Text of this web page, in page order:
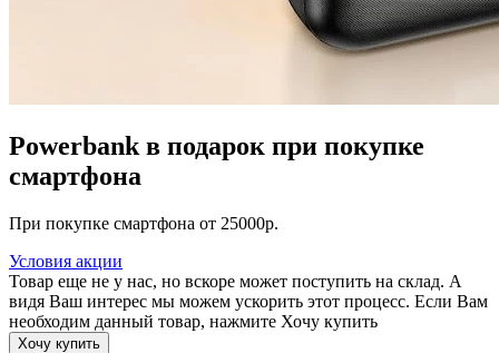
Powerbank в подарок при покупке
смартфона
При покупке смартфона от 25000р.
Условия акции
Товар еще не у нас, но вскоре может поступить на склад. А
видя Ваш интерес мы можем ускорить этот процесс. Если Вам
необходим данный товар, нажмите Хочу купить
Хочу купить